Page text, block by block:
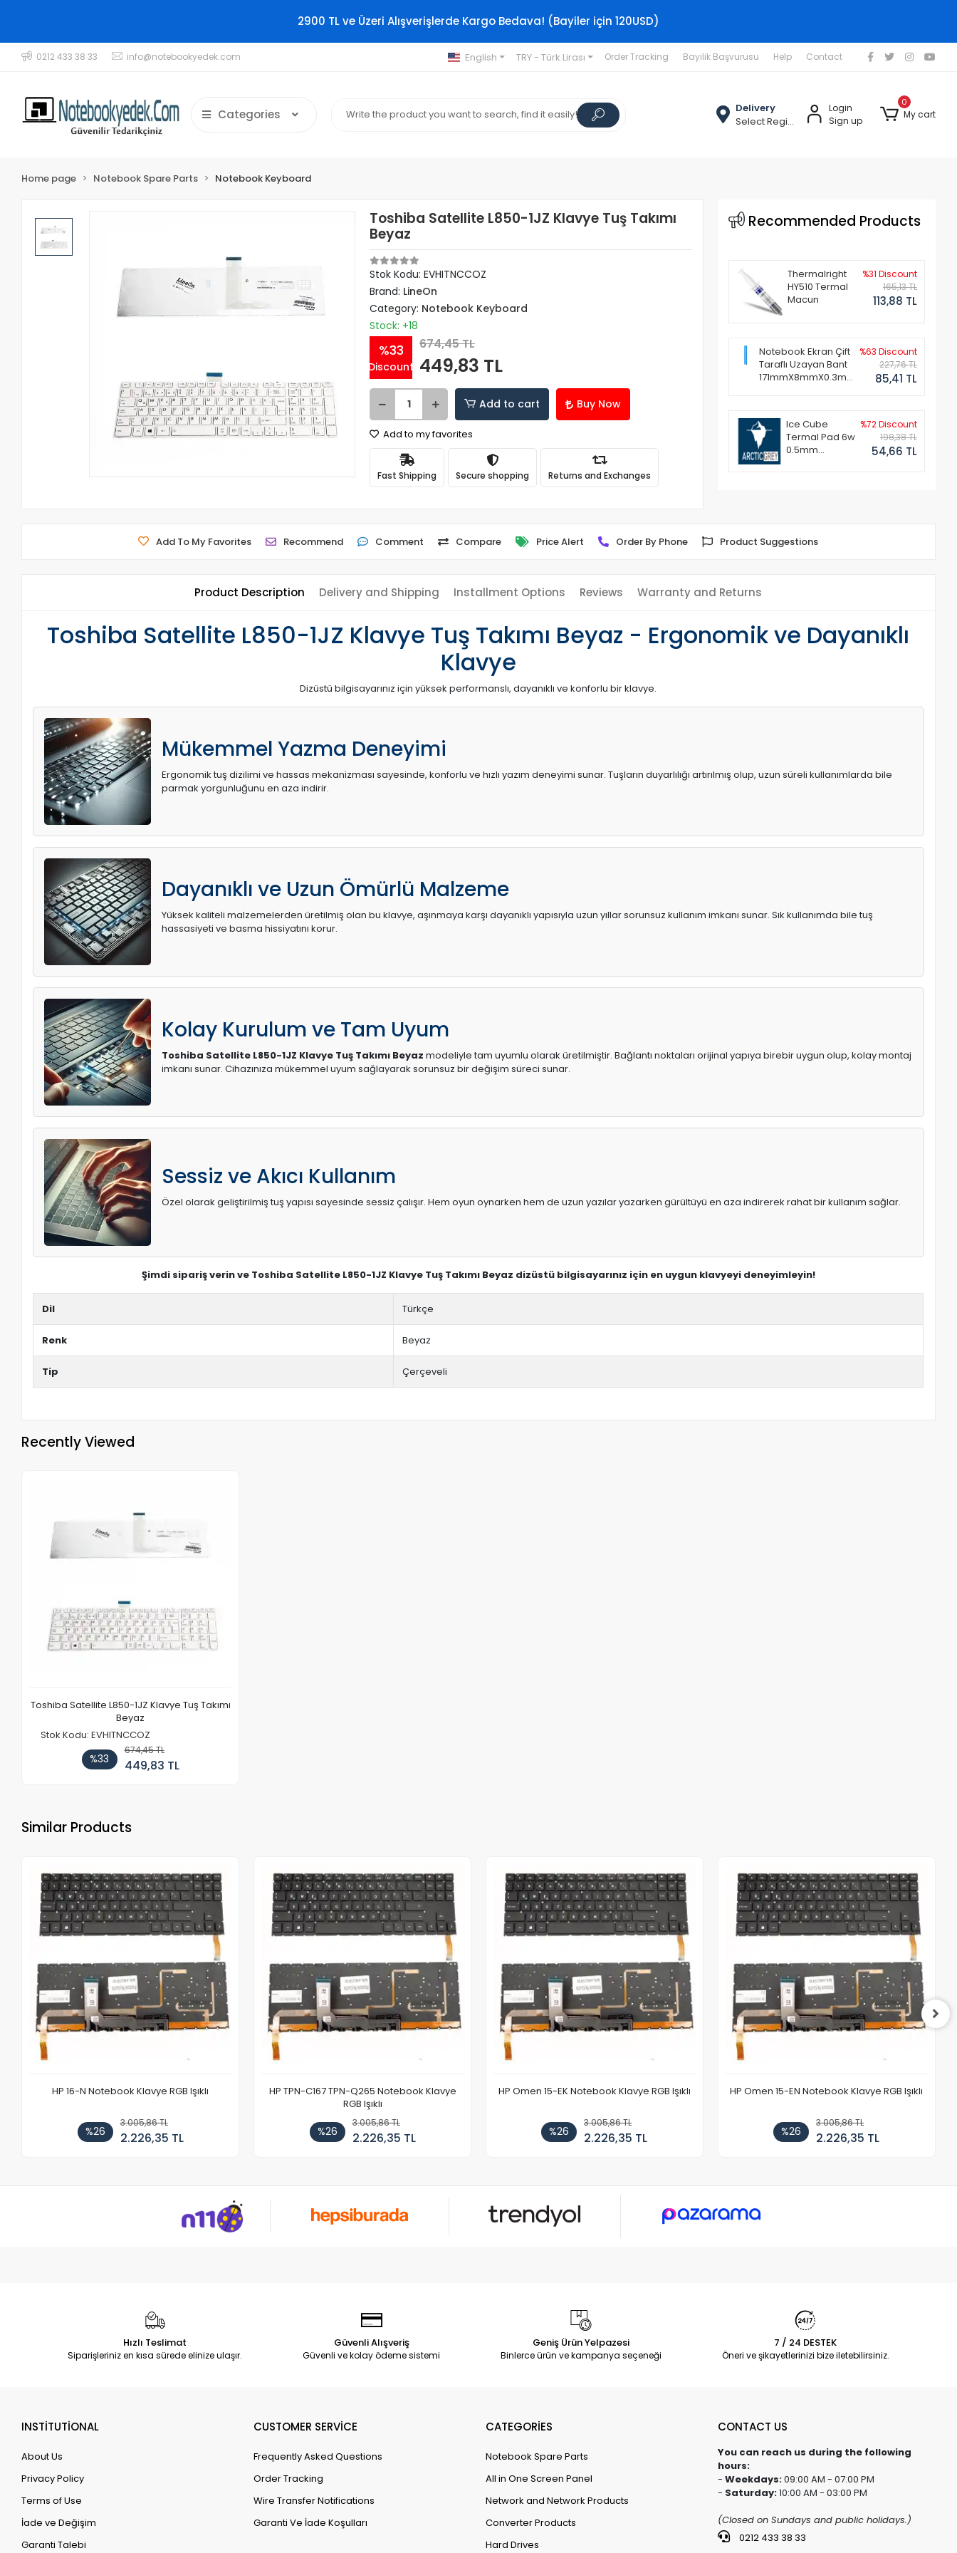
2900 TL ve Üzeri Alışverişlerde Kargo Bedava! (Bayiler için 120USD)
0212 433 38 33 info@notebookyedek.com English TRY - Türk Lirası Order Tracking Bayilik Başvurusu Help Contact
Categories
Delivery
Select Region
Login
Sign up
0
My cart
Home page Notebook Spare Parts Notebook Keyboard
Toshiba Satellite L850-1JZ Klavye Tuş Takımı
Beyaz
Stok Kodu: EVHITNCCOZ
Brand: LineOn
Category: Notebook Keyboard
Stock: +18
%33
Discount
674,45 TL
449,83 TL
Add to cart Buy Now
Add to my favorites
Fast Shipping Secure shopping Returns and Exchanges
Recommended Products
Thermalright
HY510 Termal
Macun
%31 Discount
165,13 TL
113,88 TL
Notebook Ekran Çift
Taraflı Uzayan Bant
171mmX8mmX0.3mm
%63 Discount
227,76 TL
85,41 TL
Ice Cube
Termal Pad 6w
0.5mm
%72 Discount
198,38 TL
54,66 TL
Add To My Favorites Recommend Comment Compare Price Alert Order By Phone Product Suggestions
Product Description Delivery and Shipping Installment Options Reviews Warranty and Returns
Toshiba Satellite L850-1JZ Klavye Tuş Takımı Beyaz - Ergonomik ve Dayanıklı
Klavye
Dizüstü bilgisayarınız için yüksek performanslı, dayanıklı ve konforlu bir klavye.
Mükemmel Yazma Deneyimi
Ergonomik tuş dizilimi ve hassas mekanizması sayesinde, konforlu ve hızlı yazım deneyimi sunar. Tuşların duyarlılığı artırılmış olup, uzun süreli kullanımlarda bile
parmak yorgunluğunu en aza indirir.
Dayanıklı ve Uzun Ömürlü Malzeme
Yüksek kaliteli malzemelerden üretilmiş olan bu klavye, aşınmaya karşı dayanıklı yapısıyla uzun yıllar sorunsuz kullanım imkanı sunar. Sık kullanımda bile tuş
hassasiyeti ve basma hissiyatını korur.
Kolay Kurulum ve Tam Uyum
Toshiba Satellite L850-1JZ Klavye Tuş Takımı Beyaz modeliyle tam uyumlu olarak üretilmiştir. Bağlantı noktaları orijinal yapıya birebir uygun olup, kolay montaj
imkanı sunar. Cihazınıza mükemmel uyum sağlayarak sorunsuz bir değişim süreci sunar.
Sessiz ve Akıcı Kullanım
Özel olarak geliştirilmiş tuş yapısı sayesinde sessiz çalışır. Hem oyun oynarken hem de uzun yazılar yazarken gürültüyü en aza indirerek rahat bir kullanım sağlar.
Şimdi sipariş verin ve Toshiba Satellite L850-1JZ Klavye Tuş Takımı Beyaz dizüstü bilgisayarınız için en uygun klavyeyi deneyimleyin!
Dil Türkçe
Renk Beyaz
Tip Çerçeveli
Recently Viewed
Toshiba Satellite L850-1JZ Klavye Tuş Takımı
Beyaz
Stok Kodu: EVHITNCCOZ
%33
674,45 TL
449,83 TL
Similar Products
HP 16-N Notebook Klavye RGB Işıklı
%26
3.005,86 TL
2.226,35 TL
HP TPN-C167 TPN-Q265 Notebook Klavye
RGB Işıklı
%26
3.005,86 TL
2.226,35 TL
HP Omen 15-EK Notebook Klavye RGB Işıklı
%26
3.005,86 TL
2.226,35 TL
HP Omen 15-EN Notebook Klavye RGB Işıklı
%26
3.005,86 TL
2.226,35 TL
Hızlı Teslimat
Siparişleriniz en kısa sürede elinize ulaşır.
Güvenli Alışveriş
Güvenli ve kolay ödeme sistemi
Geniş Ürün Yelpazesi
Binlerce ürün ve kampanya seçeneği
7 / 24 DESTEK
Öneri ve şikayetlerinizi bize iletebilirsiniz.
INSTİTUTİONAL
About Us
Privacy Policy
Terms of Use
İade ve Değişim
Garanti Talebi
CUSTOMER SERVİCE
Frequently Asked Questions
Order Tracking
Wire Transfer Notifications
Garanti Ve İade Koşulları
CATEGORİES
Notebook Spare Parts
All in One Screen Panel
Network and Network Products
Converter Products
Hard Drives
CONTACT US
You can reach us during the following
hours:
- Weekdays:09:00 AM - 07:00 PM
- Saturday:10:00 AM - 03:00 PM
(Closed on Sundays and public holidays.)
0212 433 38 33